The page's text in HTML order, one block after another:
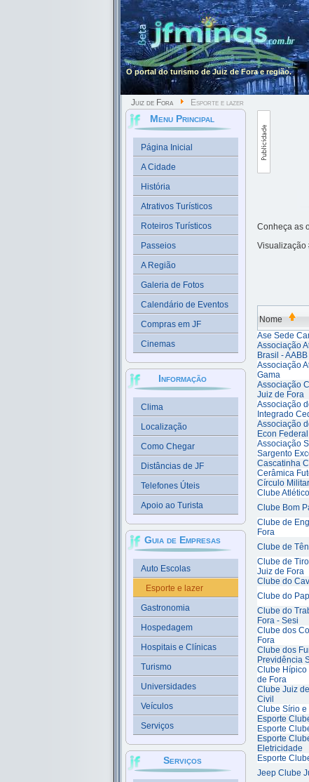
O portal do turismo de Juiz de Fora e região.
Juiz de Fora Esporte e lazer
Menu Principal
Página Inicial
A Cidade
História
Atrativos Turísticos
Roteiros Turísticos
Passeios
A Região
Galeria de Fotos
Calendário de Eventos
Compras em JF
Cinemas
Informação
Clima
Localização
Como Chegar
Distâncias de JF
Telefones Úteis
Apoio ao Turista
Guia de Empresas
Auto Escolas
Esporte e lazer
Gastronomia
Hospedagem
Hospitais e Clínicas
Turismo
Universidades
Veículos
Serviços
Serviços
Conheça as
Visualização
Nome
Ase Sede
Associação
Brasil - AABB
Associação
Gama
Associação
Juiz de Fora
Associação
Integrado
Associação
Econ
Associação
Sargento
Cascatinha
Cerâmica
Círculo
Clube
Clube Bom
Clube de
Fora
Clube de
Clube de
Juiz de Fora
Clube do
Clube do
Clube do
Fora - Sesi
Clube dos
Fora
Clube dos
Previdência
Clube Hípico
de Fora
Clube Juiz
Civil
Clube Sírio
Esporte
Esporte
Esporte
Eletricidade
Esporte
Jeep Clube